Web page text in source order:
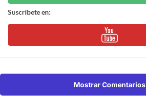
Suscríbete en:
Mostrar Comentarios